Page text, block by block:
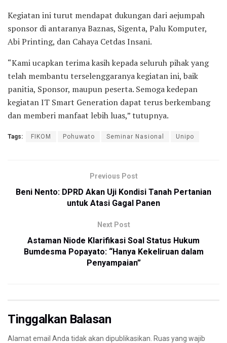
Kegiatan ini turut mendapat dukungan dari aejumpah
sponsor di antaranya Baznas, Sigenta, Palu Komputer,
Abi Printing, dan Cahaya Cetdas Insani.
“Kami ucapkan terima kasih kepada seluruh pihak yang
telah membantu terselenggaranya kegiatan ini, baik
panitia, Sponsor, maupun peserta. Semoga kedepan
kegiatan IT Smart Generation dapat terus berkembang
dan memberi manfaat lebih luas,” tutupnya.
Tags: FIKOM Pohuwato Seminar Nasional Unipo
Previous Post
Beni Nento: DPRD Akan Uji Kondisi Tanah Pertanian
untuk Atasi Gagal Panen
Next Post
Astaman Niode Klarifikasi Soal Status Hukum
Bumdesma Popayato: “Hanya Kekeliruan dalam
Penyampaian”
Tinggalkan Balasan
Alamat email Anda tidak akan dipublikasikan. Ruas yang wajib